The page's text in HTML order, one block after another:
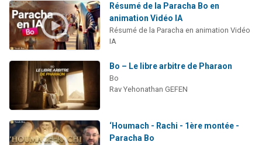
Résumé de la Paracha Bo en
animation Vidéo IA
Résumé de la Paracha en animation Vidéo
IA
Bo – Le libre arbitre de Pharaon
Bo
Rav Yehonathan GEFEN
‘Houmach - Rachi - 1ère montée -
Paracha Bo